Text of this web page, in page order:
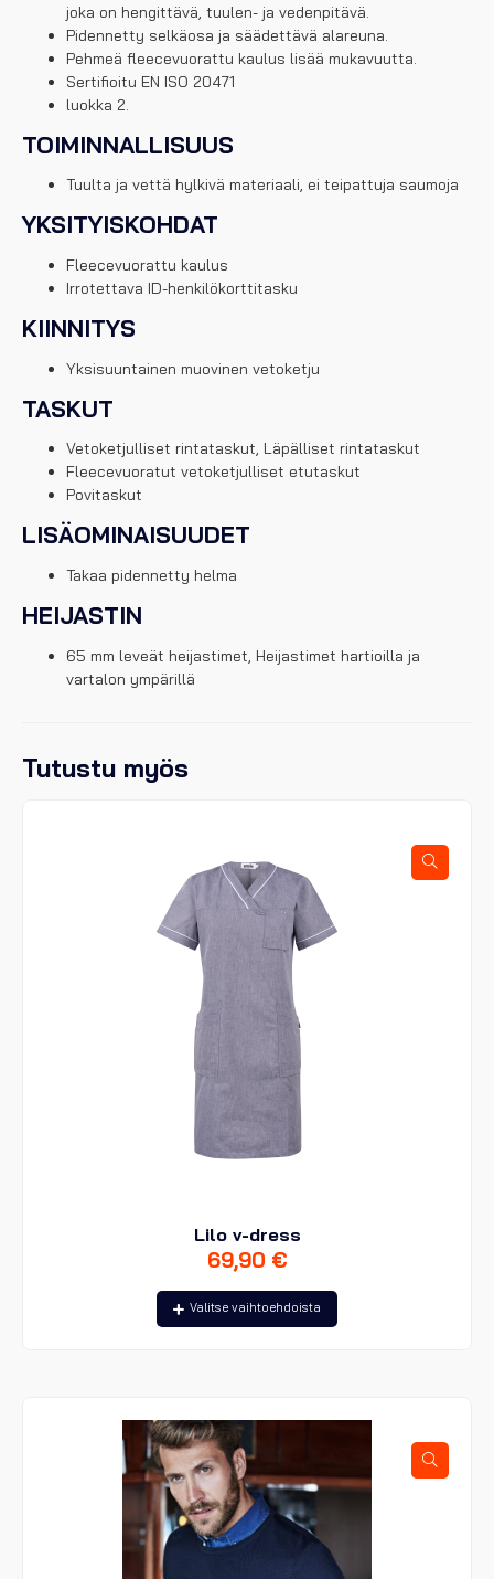
joka on hengittävä, tuulen- ja vedenpitävä.
Pidennetty selkäosa ja säädettävä alareuna.
Pehmeä fleecevuorattu kaulus lisää mukavuutta.
Sertifioitu EN ISO 20471
luokka 2.
TOIMINNALLISUUS
Tuulta ja vettä hylkivä materiaali, ei teipattuja saumoja
YKSITYISKOHDAT
Fleecevuorattu kaulus
Irrotettava ID-henkilökorttitasku
KIINNITYS
Yksisuuntainen muovinen vetoketju
TASKUT
Vetoketjulliset rintataskut, Läpälliset rintataskut
Fleecevuoratut vetoketjulliset etutaskut
Povitaskut
LISÄOMINAISUUDET
Takaa pidennetty helma
HEIJASTIN
65 mm leveät heijastimet, Heijastimet hartioilla ja
vartalon ympärillä
Tutustu myös
Lilo v-dress
69,90 €
Valitse vaihtoehdoista
Tällä
tuotteella
Voit
tuotteen